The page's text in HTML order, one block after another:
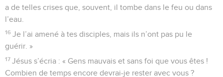
a de telles crises que, souvent, il tombe dans le feu ou dans
l’eau.
16 Je l’ai amené à tes disciples, mais ils n’ont pas pu le
guérir. »
17 Jésus s’écria : « Gens mauvais et sans foi que vous êtes !
Combien de temps encore devrai-je rester avec vous ?